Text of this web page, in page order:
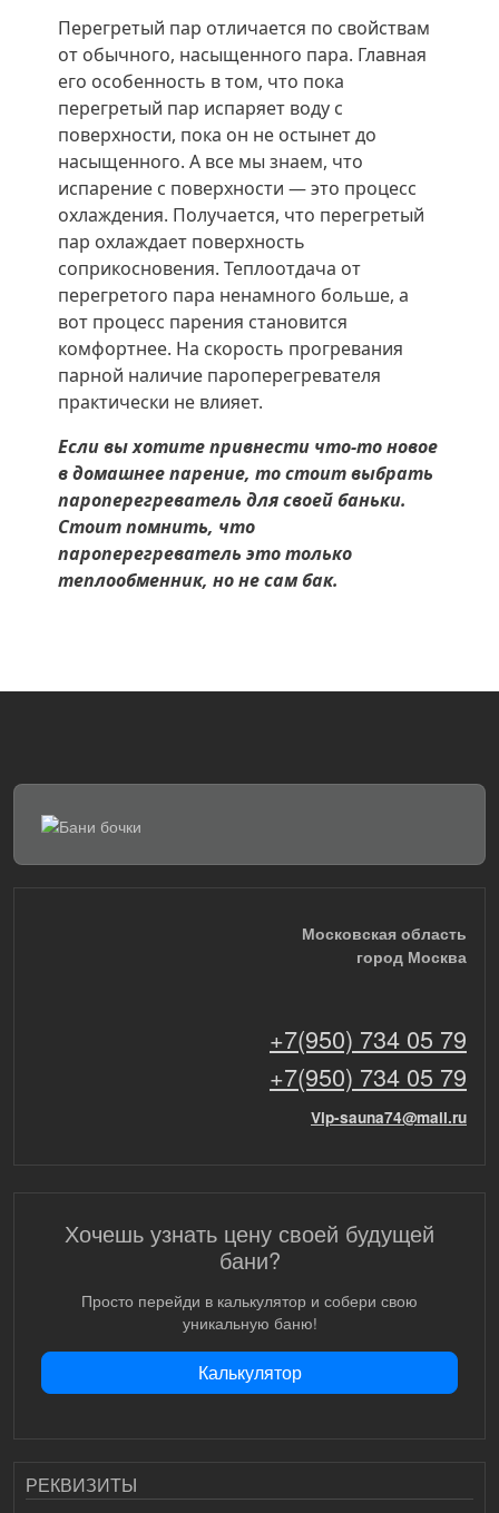
Перегретый пар отличается по свойствам
от обычного, насыщенного пара. Главная
его особенность в том, что пока
перегретый пар испаряет воду с
поверхности, пока он не остынет до
насыщенного. А все мы знаем, что
испарение с поверхности — это процесс
охлаждения. Получается, что перегретый
пар охлаждает поверхность
соприкосновения. Теплоотдача от
перегретого пара ненамного больше, а
вот процесс парения становится
комфортнее. На скорость прогревания
парной наличие пароперегревателя
практически не влияет.
Если вы хотите привнести что-то новое
в домашнее парение, то стоит выбрать
пароперегреватель для своей баньки.
Стоит помнить, что
пароперегреватель это только
теплообменник, но не сам бак.
Московская область
город Москва
+7(950) 734 05 79
+7(950) 734 05 79
Vip-sauna74@mail.ru
Хочешь узнать цену своей будущей
бани?
Просто перейди в калькулятор и собери свою
уникальную баню!
Калькулятор
РЕКВИЗИТЫ